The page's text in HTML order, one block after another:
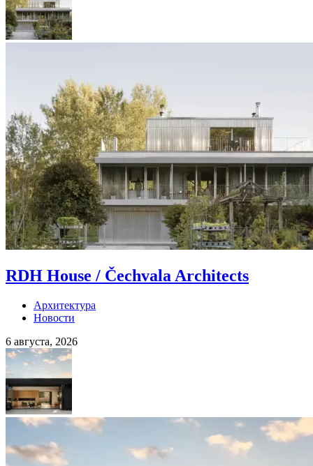
RDH House / Čechvala Architects
Архитектура
Новости
6 августа, 2026